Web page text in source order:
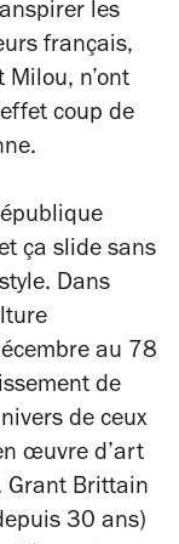
les
français,
n’ont
coup de
ça slide sans
Dans
au 78
de
de ceux
œuvre d’art
Grant Brittain
30 ans)